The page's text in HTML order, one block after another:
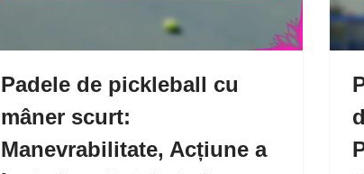
Padele de pickleball cu
mâner scurt:
Manevrabilitate, Acțiune a